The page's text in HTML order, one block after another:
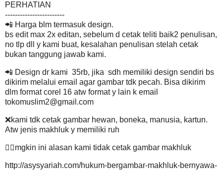
PERHATIAN
------------------------
📲 Harga blm termasuk design.
bs edit max 2x editan, sebelum d cetak teliti baik2 penulisan,
no tlp dll y kami buat, kesalahan penulisan stelah cetak
bukan tanggung jawab kami.
📲 Design dr kami 35rb, jika sdh memiliki design sendiri bs
dikirim melalui email agar gambar tdk pecah. Bisa dikirim
dlm format corel 16 atw format y lain k email
tokomuslim2@gmail.com
❌kami tdk cetak gambar hewan, boneka, manusia, kartun.
Atw jenis makhluk y memiliki ruh
👉🏽mgkin ini alasan kami tidak cetak gambar makhluk
http://asysyariah.com/hukum-bergambar-makhluk-bernyawa-